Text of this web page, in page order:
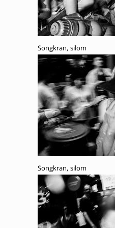
Songkran, silom
Songkran, silom